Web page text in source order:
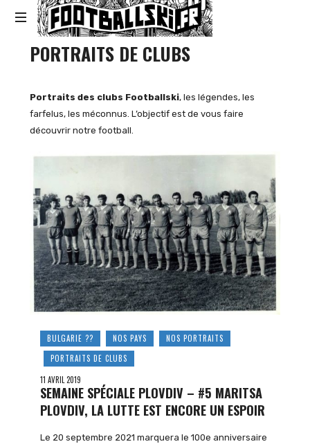
Footballski
Le
football
centrale
et
l'Est
PORTRAITS DE CLUBS
Portraits des clubs Footballski, les légendes, les
farfelus, les méconnus. L’objectif est de vous faire
découvrir notre football.
BULGARIE ?? NOS PAYS
NOS PORTRAITS
PORTRAITS DE CLUBS
11 AVRIL 2019
SEMAINE SPÉCIALE PLOVDIV – #5 MARITSA
PLOVDIV, LA LUTTE EST ENCORE UN ESPOIR
Le 20 septembre 2021 marquera le 100e anniversaire